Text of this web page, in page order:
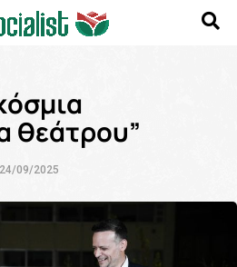
θεάτρου”
24/09/2025